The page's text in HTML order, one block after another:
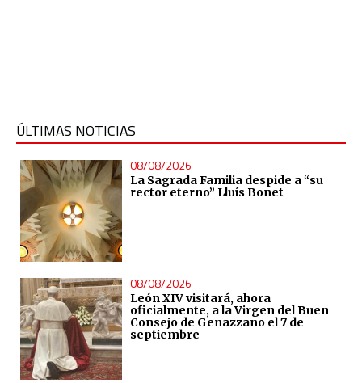
ÚLTIMAS NOTICIAS
08/08/2026
La Sagrada Familia despide a “su
rector eterno” Lluís Bonet
08/08/2026
León XIV visitará, ahora
oficialmente, a la Virgen del Buen
Consejo de Genazzano el 7 de
septiembre